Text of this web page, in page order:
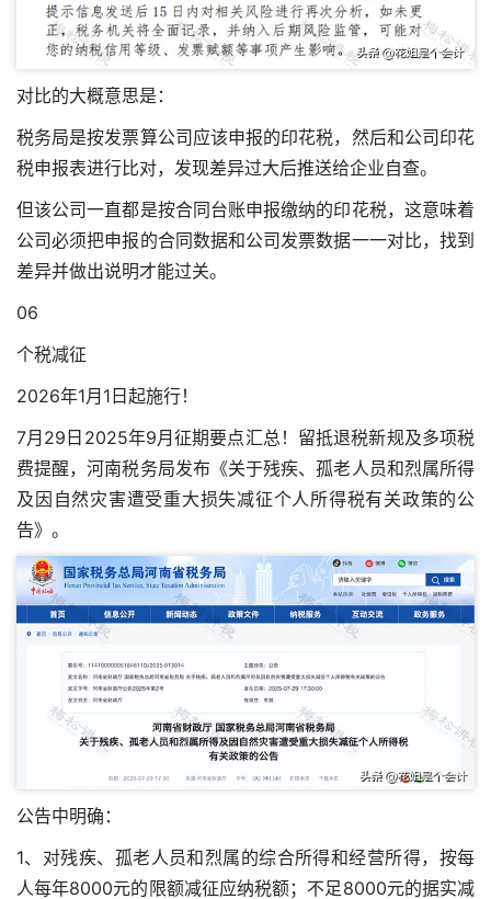
对比的大概意思是：
税务局是按发票算公司应该申报的印花税，然后和公司印花
税申报表进行比对，发现差异过大后推送给企业自查。
但该公司一直都是按合同台账申报缴纳的印花税，这意味着
公司必须把申报的合同数据和公司发票数据一一对比，找到
差异并做出说明才能过关。
06
个税减征
2026年1月1日起施行！
7月29日2025年9月征期要点汇总！留抵退税新规及多项税
费提醒，河南税务局发布《关于残疾、孤老人员和烈属所得
及因自然灾害遭受重大损失减征个人所得税有关政策的公
告》。
公告中明确：
1、对残疾、孤老人员和烈属的综合所得和经营所得，按每
人每年8000元的限额减征应纳税额；不足8000元的据实减